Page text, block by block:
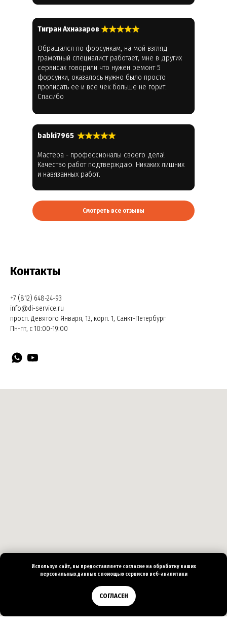
Используя сайт, вы предоставляете согласие на обработку ваших
персональныхданных с помощью сервисов веб-аналитики
СОГЛАСЕН
Позвонить
Тигран Ахназаров
Обращался по форсункам, на мой взгляд
грамотный специалист работает, мне в других
сервисах говорили что нужен ремонт 5
форсунки, оказалось нужно было просто
прописать ее и все чек больше не горит.
Спасибо
babki7965
Мастера - профессионалы своего дела!
Качество работ подтверждаю. Никаких лишних
и навязанных работ.
Смотреть все отзывы
Контакты
+7 (812) 648-24-93
info@di-service.ru
просп. Девятого Января, 13, корп. 1, Санкт-Петербург
Пн-пт, с 10:00-19:00